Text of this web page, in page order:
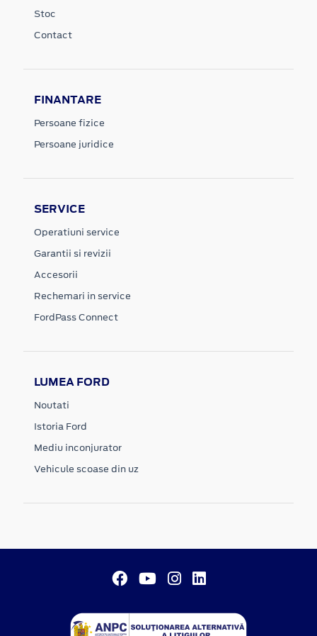
Stoc
Contact
FINANTARE
Persoane fizice
Persoane juridice
SERVICE
Operatiuni service
Garantii si revizii
Accesorii
Rechemari in service
FordPass Connect
LUMEA FORD
Noutati
Istoria Ford
Mediu inconjurator
Vehicule scoase din uz